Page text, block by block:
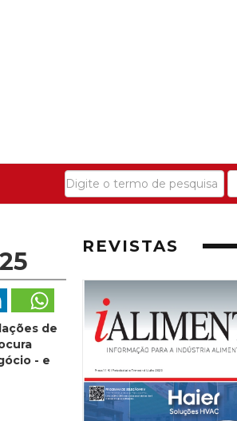
de
- e
REVISTAS